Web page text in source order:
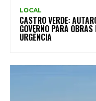
LOCAL
CASTRO VERDE:
GOVERNO PARA
URGÊNCIA